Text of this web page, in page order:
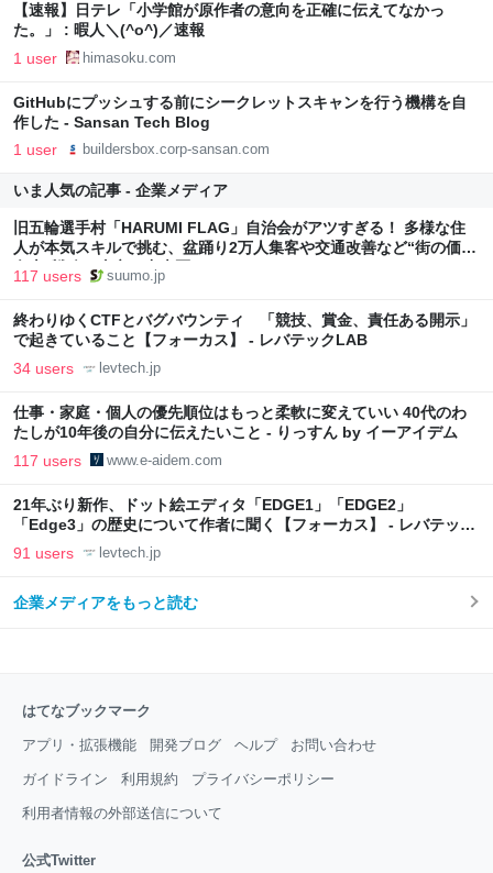
【速報】日テレ「小学館が原作者の意向を正確に伝えてなかっ
た。」 : 暇人＼(^o^)／速報
1 user himasoku.com
GitHubにプッシュする前にシークレットスキャンを行う機構を自
作した - Sansan Tech Blog
1 user buildersbox.corp-sansan.com
いま人気の記事 - 企業メディア
旧五輪選手村「HARUMI FLAG」自治会がアツすぎる！ 多様な住
人が本気スキルで挑む、盆踊り2万人集客や交通改善など“街の価値
向上”戦略 東京・中央区
117 users suumo.jp
終わりゆくCTFとバグバウンティ 「競技、賞金、責任ある開示」
で起きていること【フォーカス】 - レバテックLAB
34 users levtech.jp
仕事・家庭・個人の優先順位はもっと柔軟に変えていい 40代のわ
たしが10年後の自分に伝えたいこと - りっすん by イーアイデム
117 users www.e-aidem.com
21年ぶり新作、ドット絵エディタ「EDGE1」「EDGE2」
「Edge3」の歴史について作者に聞く【フォーカス】 - レバテック
LAB
91 users levtech.jp
企業メディアをもっと読む
はてなブックマーク
アプリ・拡張機能 開発ブログ ヘルプ お問い合わせ
ガイドライン 利用規約 プライバシーポリシー
利用者情報の外部送信について
公式Twitter